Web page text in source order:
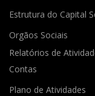
Estrutura do Capital
Orgãos Sociais
Relatórios de
Contas
Plano de Atividades